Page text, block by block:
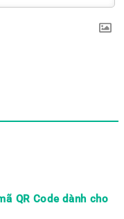
QR Code dành cho